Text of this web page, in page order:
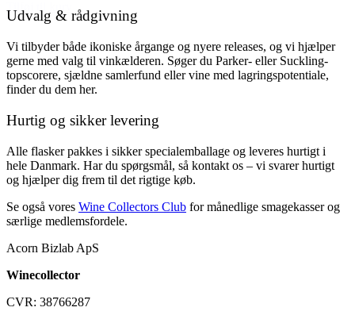
Udvalg & rådgivning
Vi tilbyder både ikoniske årgange og nyere releases, og vi hjælper
gerne med valg til vinkælderen. Søger du Parker- eller Suckling-
topscorere, sjældne samlerfund eller vine med lagringspotentiale,
finder du dem her.
Hurtig og sikker levering
Alle flasker pakkes i sikker specialemballage og leveres hurtigt i
hele Danmark. Har du spørgsmål, så kontakt os – vi svarer hurtigt
og hjælper dig frem til det rigtige køb.
Se også vores Wine Collectors Club for månedlige smagekasser og
særlige medlemsfordele.
Acorn Bizlab ApS
Winecollector
CVR: 38766287